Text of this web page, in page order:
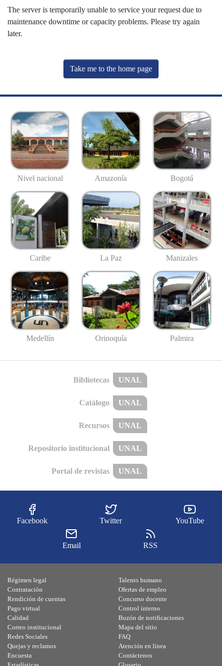
The server is temporarily unable to service your request due to
maintenance downtime or capacity problems. Please try again
later.
Take me to the home page
Nivel nacional Amazonía Bogotá
Caribe La Paz Manizales
Medellín Orinoquía Palmira
Bibliotecas UNAL
Catálogo UNAL
Recursos UNAL
Repositorio institucional UNAL
Portal de revistas UNAL
Facebook Twitter YouTube
Email RSS
Régimen legal
Contratación
Rendición de cuentas
Pago virtual
Calidad
Talento humano
Ofertas de empleo
Concurso docente
Control interno
Buzón de notificaciones
Correo institucional
Redes Sociales
Quejas y reclamos
Encuesta
Mapa del sitio
FAQ
Atención en línea
Contáctenos